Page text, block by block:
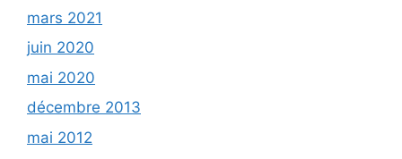
mars 2021
juin 2020
mai 2020
décembre 2013
mai 2012